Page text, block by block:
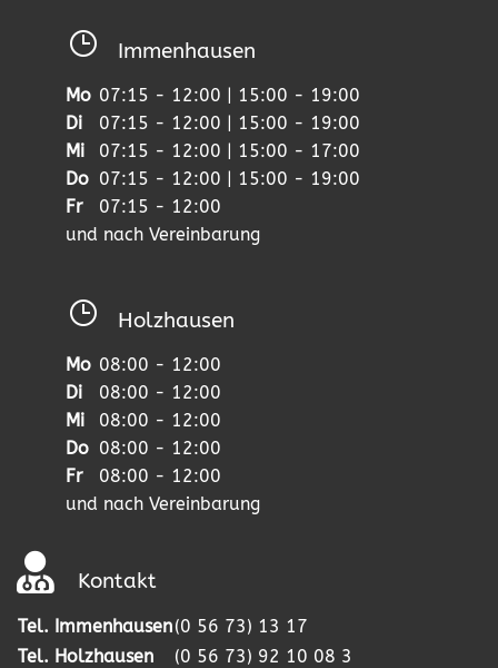
Immenhausen
Mo 07:15 - 12:00 | 15:00 - 19:00
Di
07:15 - 12:00 | 15:00 - 19:00
Mi
07:15 - 12:00 | 15:00 - 17:00
Do 07:15 - 12:00 | 15:00 - 19:00
Fr
07:15 - 12:00
und nach Vereinbarung
Holzhausen
Mo 08:00 - 12:00
Di
08:00 - 12:00
Mi
08:00 - 12:00
Do 08:00 - 12:00
Fr
08:00 - 12:00
und nach Vereinbarung
Kontakt
Tel. Immenhausen(0 56 73) 13 17
Tel. Holzhausen
(0 56 73) 92 10 08 3